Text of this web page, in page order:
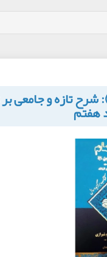
شرح تازه و جامعی
هفتم